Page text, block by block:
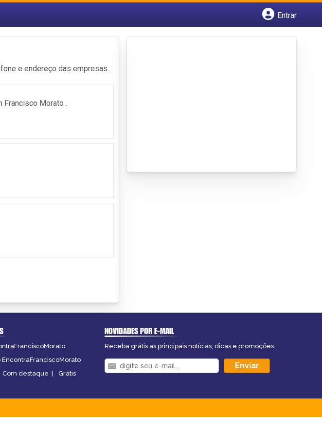
Entrar
e endereço das empresas.
Francisco Morato .
EncontraFranciscoMorato
Com destaque | Grátis
NOVIDADES POR E-MAIL
Receba grátis as principais notícias, dicas e promoções